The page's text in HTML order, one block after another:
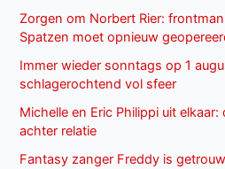
Zorgen om Norbert Rier:
Spatzen moet opnieuw
Immer wieder sonntags op 1
schlagerochtend vol sfeer
Michelle en Eric Philippi uit
achter relatie
Fantasy zanger Freddy is